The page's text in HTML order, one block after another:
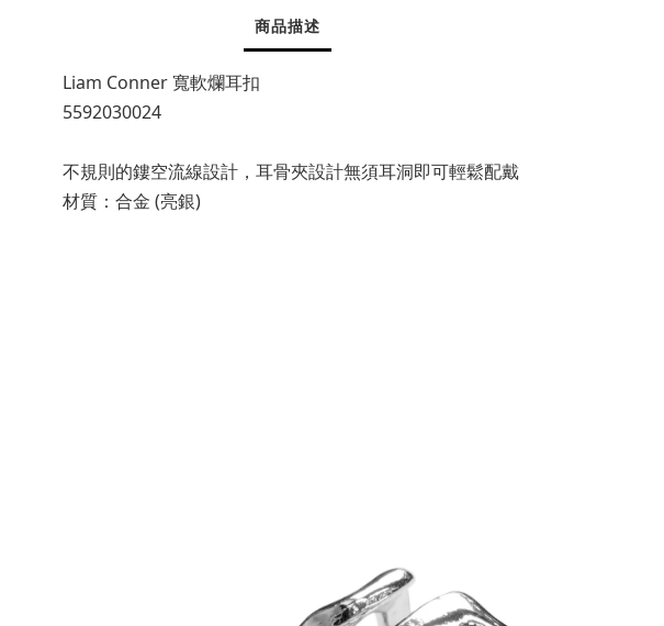
商品描述
Liam Conner 寬軟爛耳扣
5592030024
不規則的鏤空流線設計，耳骨夾設計無須耳洞即可輕鬆配戴
材質：合金 (亮銀)